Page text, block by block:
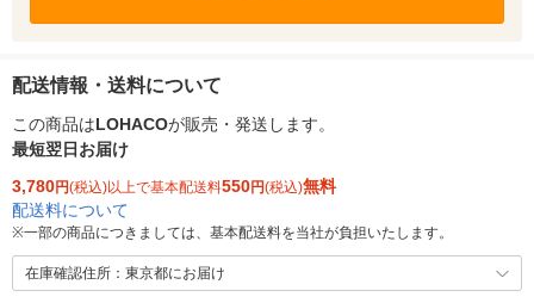
配送情報・送料について
この商品はLOHACOが販売・発送します。
最短翌日お届け
3,780円(税込)以上で基本配送料550円(税込)無料
配送料について
※一部の商品につきましては、基本配送料を当社が負担いたします。
在庫確認住所：東京都にお届け